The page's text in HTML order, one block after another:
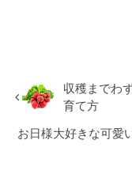
収穫までわ
育て方
お日様大好きな可愛